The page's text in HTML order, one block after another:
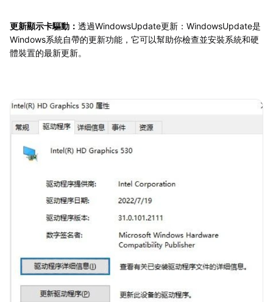
更新顯示卡驅動： 透過WindowsUpdate更新：WindowsUpdate是
Windows系統自帶的更新功能，它可以幫助你檢查並安裝系統和硬
體裝置的最新更新。